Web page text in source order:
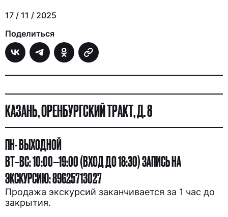
17 / 11 / 2025
Поделиться
КАЗАНЬ, ОРЕНБУРГСКИЙ ТРАКТ, Д. 8
ПН- ВЫХОДНОЙ
ВТ–ВС: 10:00—19:00 (ВХОД ДО 18:30) ЗАПИСЬ НА
ЭКСКУРСИЮ: 89625713027
Продажа экскурсий заканчивается за 1 час до
закрытия.
Я ИЩУ: